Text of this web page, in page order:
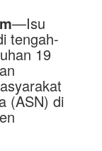
—Isu
tengah-
19
(ASN) di